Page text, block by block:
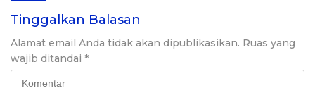
Tinggalkan Balasan
Alamat email Anda tidak akan dipublikasikan. Ruas yang
wajib ditandai *